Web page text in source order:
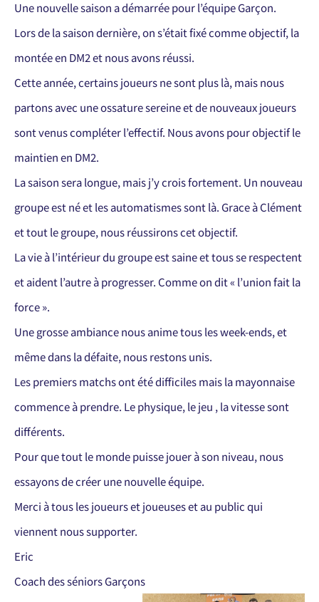
Une nouvelle saison a démarrée pour l’équipe Garçon.
Lors de la saison dernière, on s’était fixé comme objectif, la
montée en DM2 et nous avons réussi.
Cette année, certains joueurs ne sont plus là, mais nous
partons avec une ossature sereine et de nouveaux joueurs
sont venus compléter l’effectif. Nous avons pour objectif le
maintien en DM2.
La saison sera longue, mais j’y crois fortement. Un nouveau
groupe est né et les automatismes sont là. Grace à Clément
et tout le groupe, nous réussirons cet objectif.
La vie à l’intérieur du groupe est saine et tous se respectent
et aident l’autre à progresser. Comme on dit « l’union fait la
force ».
Une grosse ambiance nous anime tous les week-ends, et
même dans la défaite, nous restons unis.
Les premiers matchs ont été difficiles mais la mayonnaise
commence à prendre. Le physique, le jeu , la vitesse sont
différents.
Pour que tout le monde puisse jouer à son niveau, nous
essayons de créer une nouvelle équipe.
Merci à tous les joueurs et joueuses et au public qui
viennent nous supporter.
Eric
Coach des séniors Garçons